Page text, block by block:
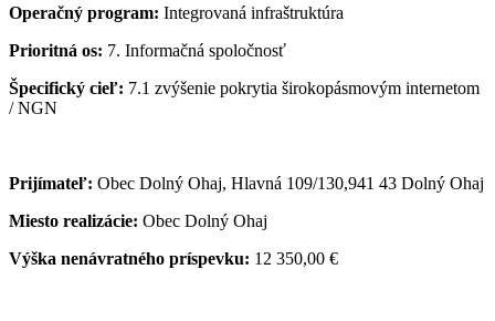
Operačný program: Integrovaná infraštruktúra
Prioritná os: 7. Informačná spoločnosť
Špecifický cieľ: 7.1 zvýšenie pokrytia širokopásmovým internetom
/ NGN
Prijímateľ: Obec Dolný Ohaj, Hlavná 109/130,941 43 Dolný Ohaj
Miesto realizácie: Obec Dolný Ohaj
Výška nenávratného príspevku: 12 350,00 €